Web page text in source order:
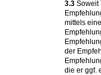
3.3 Soweit
mittels
der
die er ggf.